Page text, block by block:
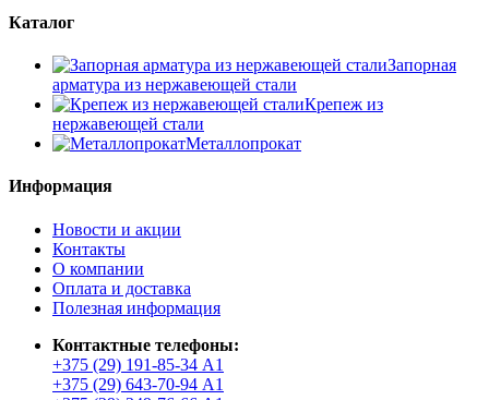
Каталог
Запорная
арматура из нержавеющей стали
Крепеж из
нержавеющей стали
Металлопрокат
Информация
Новости и акции
Контакты
О компании
Оплата и доставка
Полезная информация
Контактные телефоны:
+375 (29) 191-85-34 А1
+375 (29) 643-70-94 А1